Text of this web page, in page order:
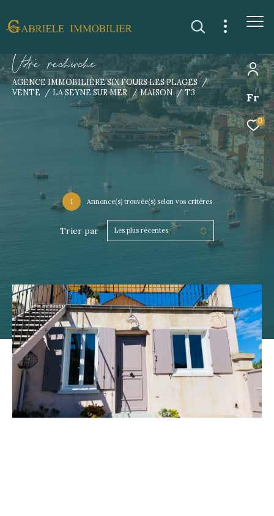
Fr
0
Vore recece
AGENCE IMMOBILIÈRE SIX FOURS LES PLAGES
VENTE
LA SEYNE SUR MER MAISON T3
1 Annonce(s) trouvée(s) selon vos critères
Trier par Les plus récentes